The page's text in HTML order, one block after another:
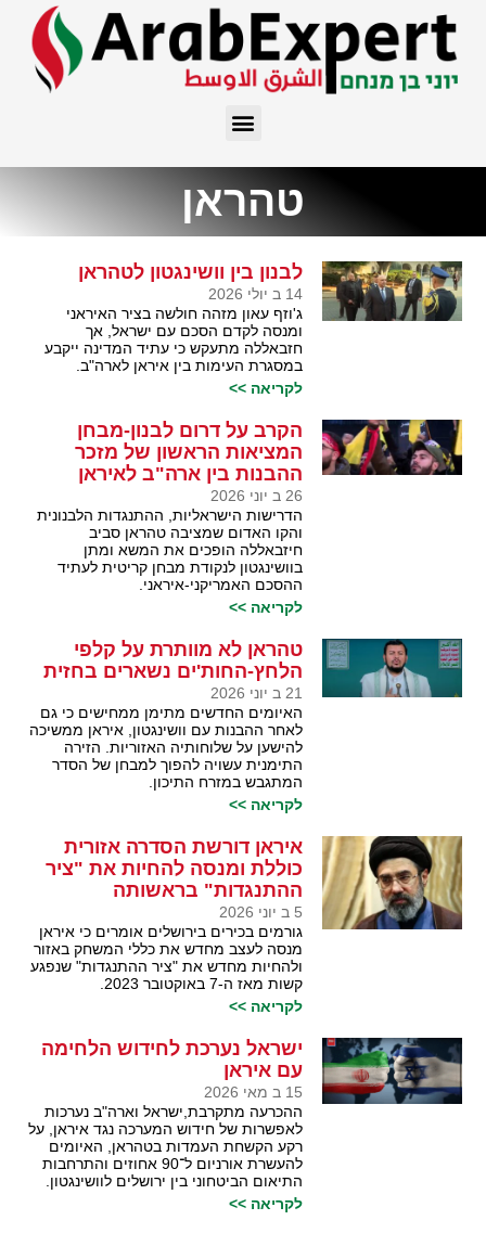
טהראן
לבנון בין וושינגטון לטהראן
14 ב יולי 2026
ג'וזף עאון מזהה חולשה בציר האיראני
ומנסה לקדם הסכם עם ישראל, אך
חזבאללה מתעקש כי עתיד המדינה ייקבע
במסגרת העימות בין איראן לארה"ב.
לקריאה >>
הקרב על דרום לבנון-מבחן
המציאות הראשון של מזכר
ההבנות בין ארה"ב לאיראן
26 ב יוני 2026
הדרישות הישראליות, ההתנגדות הלבנונית
והקו האדום שמציבה טהראן סביב
חיזבאללה הופכים את המשא ומתן
בוושינגטון לנקודת מבחן קריטית לעתיד
ההסכם האמריקני-איראני.
לקריאה >>
טהראן לא מוותרת על קלפי
הלחץ-החות'ים נשארים בחזית
21 ב יוני 2026
האיומים החדשים מתימן ממחישים כי גם
לאחר ההבנות עם וושינגטון, איראן ממשיכה
להישען על שלוחותיה האזוריות. הזירה
התימנית עשויה להפוך למבחן של הסדר
המתגבש במזרח התיכון.
לקריאה >>
איראן דורשת הסדרה אזורית
כוללת ומנסה להחיות את "ציר
ההתנגדות" בראשותה
5 ב יוני 2026
גורמים בכירים בירושלים אומרים כי איראן
מנסה לעצב מחדש את כללי המשחק באזור
ולהחיות מחדש את "ציר ההתנגדות" שנפגע
קשות מאז ה-7 באוקטובר 2023.
לקריאה >>
ישראל נערכת לחידוש הלחימה
עם איראן
15 ב מאי 2026
ההכרעה מתקרבת,ישראל וארה"ב נערכות
לאפשרות של חידוש המערכה נגד איראן, על
רקע הקשחת העמדות בטהראן, האיומים
להעשרת אורניום ל־90 אחוזים והתרחבות
התיאום הביטחוני בין ירושלים לוושינגטון.
לקריאה >>